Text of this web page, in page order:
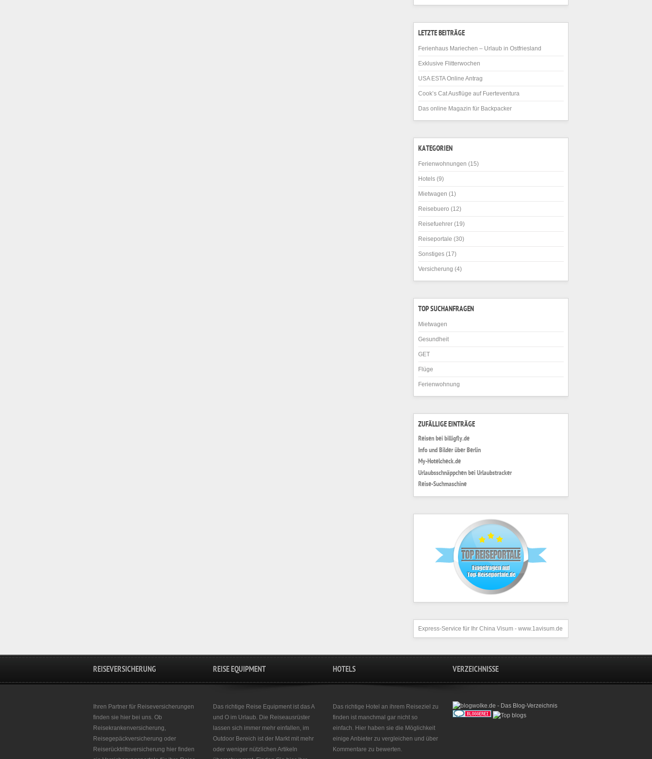
LETZTE BEITRÄGE
Ferienhaus Mariechen – Urlaub in Ostfriesland
Exklusive Flitterwochen
USA ESTA Online Antrag
Cook’s Cat Ausflüge auf Fuerteventura
Das online Magazin für Backpacker
KATEGORIEN
Ferienwohnungen (15)
Hotels (9)
Mietwagen (1)
Reisebuero (12)
Reisefuehrer (19)
Reiseportale (30)
Sonstiges (17)
Versicherung (4)
TOP SUCHANFRAGEN
Mietwagen
Gesundheit
GET
Flüge
Ferienwohnung
ZUFÄLLIGE EINTRÄGE
Reisen bei billigfly.de
Info und Bilder über Berlin
My-Hotelcheck.de
Urlaubsschnäppchen bei Urlaubstracker
Reise-Suchmaschine
Express-Service für Ihr China Visum - www.1avisum.de
REISEVERSICHERUNG
Ihren Partner für Reiseversicherungen
finden sie hier bei uns. Ob
Reisekrankenversicherung,
Reisegepäckversicherung oder
Reiserücktrittsversicherung hier finden
REISE EQUIPMENT
Das richtige Reise Equipment ist das A
und O im Urlaub. Die Reiseausrüster
lassen sich immer mehr einfallen, im
Outdoor Bereich ist der Markt mit mehr
oder weniger nützlichen Artikeln
HOTELS
Das richtige Hotel an ihrem Reiseziel zu
finden ist manchmal gar nicht so
einfach. Hier haben sie die Möglichkeit
einige Anbieter zu vergleichen und über
Kommentare zu bewerten.
VERZEICHNISSE